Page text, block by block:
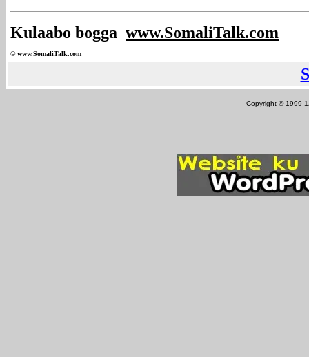
Kulaabo bogga www.SomaliTalk.com
©www.SomaliTalk.com
Copyright © 1999-